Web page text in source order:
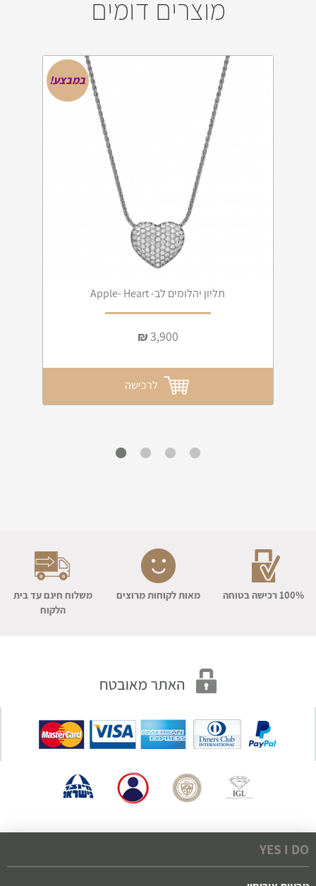
מוצרים דומים
במבצע!
תליון יהלומים לב- Apple- Heart
3,900
₪
100% רכישה בטוחה מאות לקוחות מרוצים
משלוח חינם עד בית
הלקוח
YES I DO